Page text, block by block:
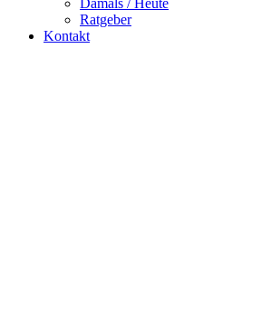
Damals / Heute
Ratgeber
Kontakt